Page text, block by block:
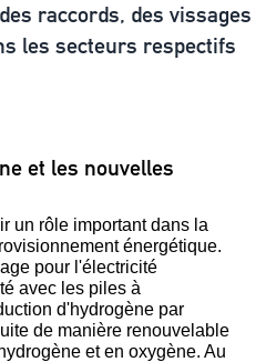
raccords, des vissages
les secteurs respectifs
et les nouvelles
un rôle important dans la
énergétique.
pour l'électricité
avec les piles à
d'hydrogène par
de manière renouvelable
et en oxygène. Au